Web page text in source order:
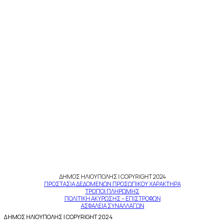
ΔΗΜΟΣ ΗΛΙΟΥΠΟΛΗΣ | COPYRIGHT 2024
ΠΡΟΣΤΑΣΙΑ ΔΕΔΟΜΕΝΩΝ ΠΡΟΣΩΠΙΚΟΥ ΧΑΡΑΚΤΗΡΑ
ΤΡΟΠΟΙ ΠΛΗΡΩΜΗΣ
ΠΟΛΙΤΙΚΗ ΑΚΥΡΩΣΗΣ – ΕΠΙΣΤΡΟΦΩΝ
ΑΣΦΑΛΕΙΑ ΣΥΝΑΛΛΑΓΩΝ
ΔΗΜΟΣ ΗΛΙΟΥΠΟΛΗΣ | COPYRIGHT 2024